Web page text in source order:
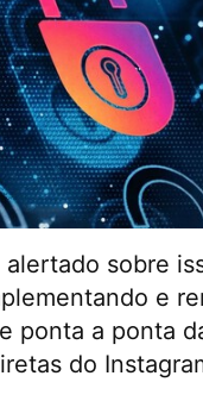
sobre
e
ponta a ponta
do